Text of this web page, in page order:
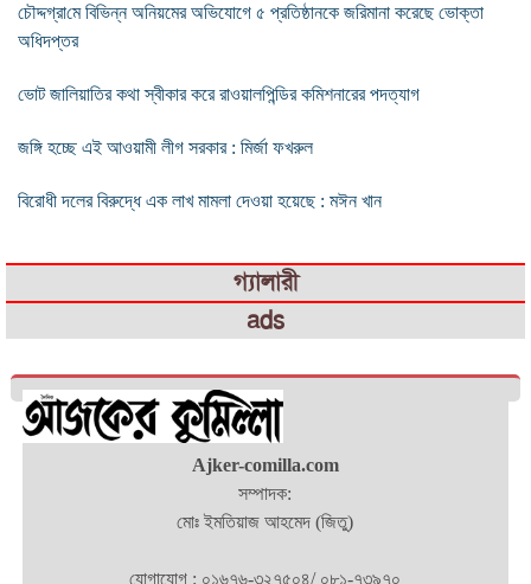
চৌদ্দগ্রা‌মে বিভিন্ন অনিয়মের অভিযোগে ৫ প্রতিষ্ঠানকে জরিমানা করেছে ভোক্তা
অধিদপ্তর
ভোট জালিয়াতির কথা স্বীকার করে রাওয়ালপিন্ডির কমিশনারের পদত্যাগ
জঙ্গি হচ্ছে এই আওয়ামী লীগ সরকার : মির্জা ফখরুল
বিরোধী দলের বিরুদ্ধে এক লাখ মামলা দেওয়া হয়েছে : মঈন খান
গ্যালারী
ads
Ajker-comilla.com
সম্পাদক:
মোঃ ইমতিয়াজ আহমেদ (জিতু)
যোগাযোগ : ০১৬৭৬-৩২৭৫০৪/ ০৮১-৭৩৯৭০